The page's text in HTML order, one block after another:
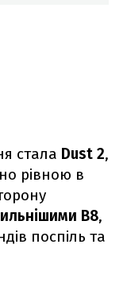
стала Dust 2,
рівною в
B8,
поспіль та